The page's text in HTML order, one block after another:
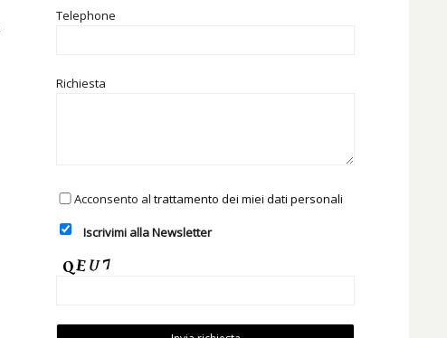
Telephone
Richiesta
Acconsento al trattamento dei miei dati personali
Iscrivimi alla Newsletter